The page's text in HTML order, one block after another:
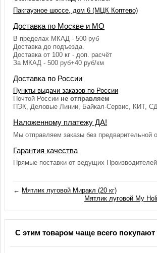
Пакгаузное шоссе, дом 6 (МЦК Коптево)
Доставка по Москве и МО
В пределах МКАД - 500 руб
Доставка до подъезда.
Доставка от 100 кг - доп. расчёт
За МКАД - 500 руб+40 руб/км
Доставка по России
Пункты выдачи заказов по России
Почтой России не отправляем
ПЭК, Деловые Линии, Байкал-Сервис, КИТ,
Наложенному платежу ДА!
Мы отправляем заказы без предварительной
Гарантия качества
Прямые поставки от ведущих
← Мятлик луговой Миракл (20 кг)
Мятлик луговой My
С этим товаром чаще всего покупают